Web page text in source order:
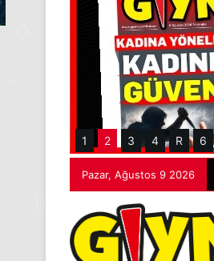
1 2 3 4 R 6
Pazar, Ağustos 9 2026